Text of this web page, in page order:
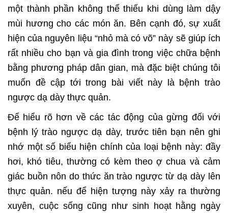
một thành phần không thể thiếu khi dùng làm dậy
mùi hương cho các món ăn. Bên cạnh đó, sự xuất
hiện của nguyên liệu “nhỏ mà có võ” này sẽ giúp ích
rất nhiều cho bạn và gia đình trong việc chữa bệnh
bằng phương pháp dân gian, mà đặc biệt chúng tôi
muốn đề cập tới trong bài viết này là bệnh trào
ngược dạ dày thực quản.
Để hiểu rõ hơn về các tác động của gừng đối với
bệnh lý trào ngược dạ dày, trước tiên bạn nên ghi
nhớ một số biểu hiện chính của loại bệnh này: đầy
hơi, khó tiêu, thường có kèm theo ợ chua và cảm
giác buồn nôn do thức ăn trào ngược từ dạ dày lên
thực quản. nếu để hiện tượng này xảy ra thường
xuyên, cuộc sống cũng như sinh hoạt hằng ngày